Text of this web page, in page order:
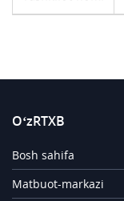
O‘zRTXB
Bosh sahifa
Matbuot-markazi